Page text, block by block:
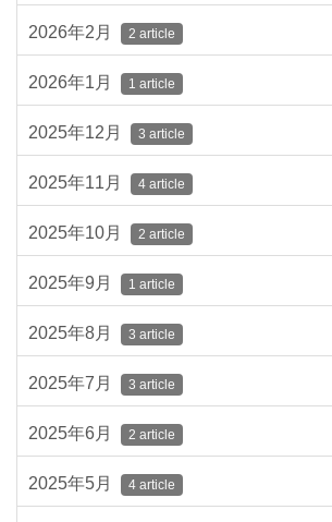
2026年2月 2 article
2026年1月 1 article
2025年12月 3 article
2025年11月 4 article
2025年10月 2 article
2025年9月 1 article
2025年8月 3 article
2025年7月 3 article
2025年6月 2 article
2025年5月 4 article